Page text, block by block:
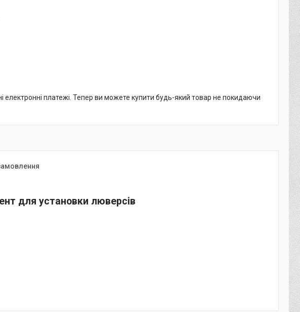
електронні платежі. Тепер ви можете купити будь-який товар не покидаючи
для установки люверсів